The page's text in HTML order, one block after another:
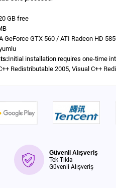
GB free
GeForce GTX 560 / ATI Radeon HD
Initial installation requires one-time
Redistributable 2005, Visual C++
Güvenli Alışveriş
Tek Tıkla
Güvenli Alışveriş